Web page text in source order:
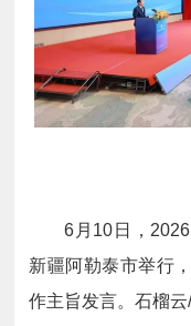
6月10日，
新疆阿勒泰市举行
作主旨发言。石榴